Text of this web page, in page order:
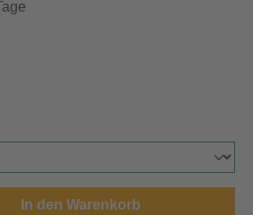
gewünschten Wert ein
In den Warenkorb